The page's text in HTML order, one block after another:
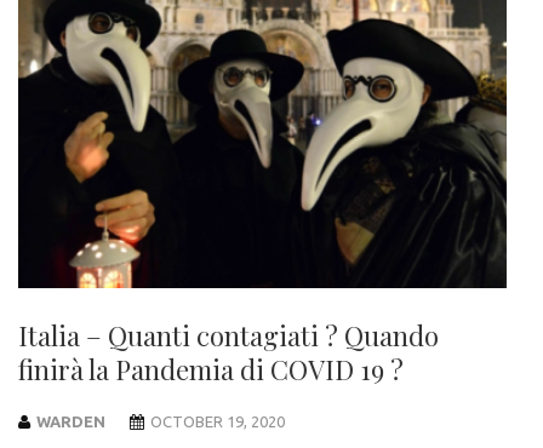
Italia – Quanti contagiati ? Quando
finirà la Pandemia di COVID 19 ?
WARDEN OCTOBER 19, 2020